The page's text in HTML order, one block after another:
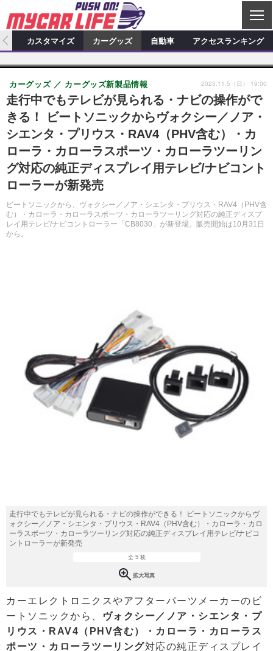
C
L
S
カーオーディオ
特集記事 新製品情報
プロショップ検索 ショップ訪問記
カーオーディオニュース デモカー製作記
その他
カスタマイズ
カスタマイズ特集記事 カスタマイズ新製品情報
カスタマイズニュース
カーグッズ
カーグッズ特集記事 カーグッズ新製品情報
カーグッズニュース
自動車
ニュース 試乗記
スクープ
アクセスランキング
カスタマイズ カーグッズ 自動車 アクセスランキング
走行中でもテレビが見られる・ナビの操作がで
きる！ ビートソニックからヴォクシー／ノア・
シエンタ・プリウス・RAV4（PHV含む）・カ
ローラ・カローラスポーツ・カローラツーリン
グ対応の純正ディスプレイ用テレビ/ナビコント
ローラーが新発売
ビートソニックから、ヴォクシー／ノア・シエンタ・プリウス・RAV4（PHV含
む）・カローラ・カローラスポーツ・カローラツーリング対応の純正ディスプ
レイ用テレビ/ナビコントローラー「CB8030」が新登場。販売開始は10月31日
から。
カーグッズ カーグッズ新製品情報 2023.11.5（日） 19:00
走行中でもテレビが見られる・ナビの操作ができる！ ビートソニックからヴ
ォクシー／ノア・シエンタ・プリウス・RAV4（PHV含む）・カローラ・カロ
ーラスポーツ・カローラツーリング対応の純正ディスプレイ用テレビ/ナビコ
ントローラーが新発売
全 5 枚
拡大写真
カーエレクトロニクスやアフターパーツメーカーのビ
ートソニックから、
ヴォクシー／ノア・シエンタ・プ
リウス・RAV4（PHV含む）・カローラ・カローラス
ポーツ・カローラツーリング対応の純正ディスプレイ